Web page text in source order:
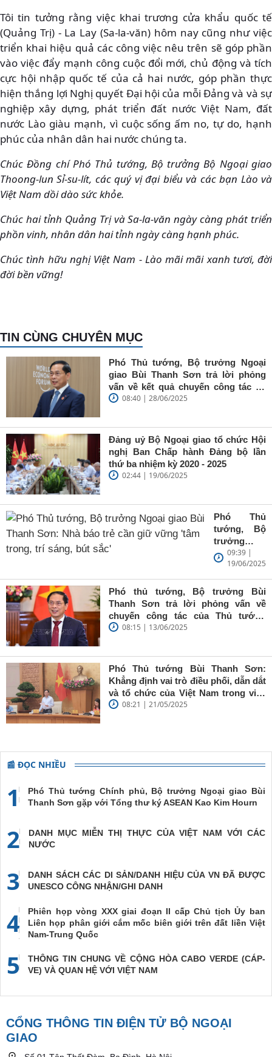
Tôi tin tưởng rằng việc khai trương cửa khẩu quốc tế
(Quảng Trị) - La Lay (Sa-la-văn) hôm nay cũng như việc
triển khai hiệu quả các công việc nêu trên sẽ góp phần
vào việc đẩy mạnh công cuộc đổi mới, chủ động và tích
cực hội nhập quốc tế của cả hai nước, góp phần thực
hiện thắng lợi Nghị quyết Đại hội của mỗi Đảng và và sự
nghiệp xây dựng, phát triển đất nước Việt Nam, đất
nước Lào giàu mạnh, vì cuộc sống ấm no, tự do, hạnh
phúc của nhân dân hai nước chúng ta.
Chúc Đồng chí Phó Thủ tướng, Bộ trưởng Bộ Ngoại giao
Thoong-lun Sỉ-su-lít, các quý vị đại biểu và các bạn Lào và
Việt Nam dồi dào sức khỏe.
Chúc hai tỉnh Quảng Trị và Sa-la-văn ngày càng phát triển
phồn vinh, nhân dân hai tỉnh ngày càng hạnh phúc.
Chúc tình hữu nghị Việt Nam - Lào mãi mãi xanh tươi, đời
đời bền vững!
TIN CÙNG CHUYÊN MỤC
Phó Thủ tướng, Bộ trưởng Ngoại
giao Bùi Thanh Sơn trả lời phỏng
vấn về kết quả chuyến công tác tại
Trung Quốc của Thủ tướng Chính
08:40 | 28/06/2025
Đảng uỷ Bộ Ngoại giao tổ chức Hội
nghị Ban Chấp hành Đảng bộ lần
thứ ba nhiệm kỳ 2020 - 2025
02:44 | 19/06/2025
Phó Thủ
tướng, Bộ
trưởng
Ngoại giao
Bùi Thanh
Sơn: Nhà
báo trẻ cần
giữ vững
'tâm trong,
09:39 |
19/06/2025
Phó thủ tướng, Bộ trưởng Bùi
Thanh Sơn trả lời phỏng vấn về
chuyến công tác của Thủ tướng
Chính phủ đến Estonia, Pháp và
08:15 | 13/06/2025
Phó Thủ tướng Bùi Thanh Sơn:
Khẳng định vai trò điều phối, dẫn dắt
và tổ chức của Việt Nam trong việc
đề cao chủ nghĩa đa phương, đoàn
08:21 | 21/05/2025
📰 ĐỌC NHIỀU
1
Phó Thủ tướng Chính phủ, Bộ trưởng Ngoại giao Bùi
Thanh Sơn gặp với Tổng thư ký ASEAN Kao Kim Hourn
2
DANH MỤC MIỄN THỊ THỰC CỦA VIỆT NAM VỚI CÁC
NƯỚC
3
DANH SÁCH CÁC DI SẢN/DANH HIỆU CỦA VN ĐÃ ĐƯỢC
UNESCO CÔNG NHẬN/GHI DANH
4
Phiên họp vòng XXX giai đoạn II cấp Chủ tịch Ủy ban
Liên họp phân giới cắm mốc biên giới trên đất liền Việt
Nam-Trung Quốc
5
THÔNG TIN CHUNG VỀ CỘNG HÒA CABO VERDE (CÁP-
VE) VÀ QUAN HỆ VỚI VIỆT NAM
CỔNG THÔNG TIN ĐIỆN TỬ BỘ NGOẠI
GIAO